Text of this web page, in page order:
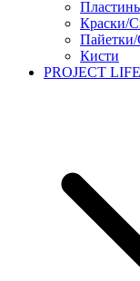
Краски/
Кисти
PROJECT